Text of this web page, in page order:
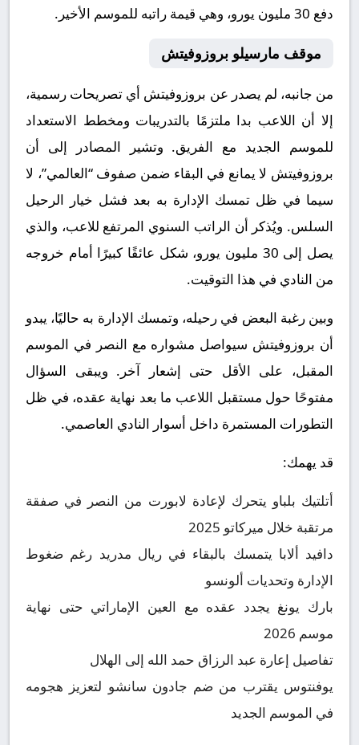
دفع 30 مليون يورو، وهي قيمة راتبه للموسم الأخير.
موقف مارسيلو بروزوفيتش
من جانبه، لم يصدر عن بروزوفيتش أي تصريحات رسمية،
إلا أن اللاعب بدا ملتزمًا بالتدريبات ومخطط الاستعداد
للموسم الجديد مع الفريق. وتشير المصادر إلى أن
بروزوفيتش لا يمانع في البقاء ضمن صفوف “العالمي”، لا
سيما في ظل تمسك الإدارة به بعد فشل خيار الرحيل
السلس. ويُذكر أن الراتب السنوي المرتفع للاعب، والذي
يصل إلى 30 مليون يورو، شكل عائقًا كبيرًا أمام خروجه
من النادي في هذا التوقيت.
وبين رغبة البعض في رحيله، وتمسك الإدارة به حاليًا، يبدو
أن بروزوفيتش سيواصل مشواره مع النصر في الموسم
المقبل، على الأقل حتى إشعار آخر. ويبقى السؤال
مفتوحًا حول مستقبل اللاعب ما بعد نهاية عقده، في ظل
التطورات المستمرة داخل أسوار النادي العاصمي.
قد يهمك:
أتلتيك بلباو يتحرك لإعادة لابورت من النصر في صفقة
مرتقبة خلال ميركاتو 2025
دافيد ألابا يتمسك بالبقاء في ريال مدريد رغم ضغوط
الإدارة وتحديات ألونسو
بارك يونغ يجدد عقده مع العين الإماراتي حتى نهاية
موسم 2026
تفاصيل إعارة عبد الرزاق حمد الله إلى الهلال
يوفنتوس يقترب من ضم جادون سانشو لتعزيز هجومه
في الموسم الجديد